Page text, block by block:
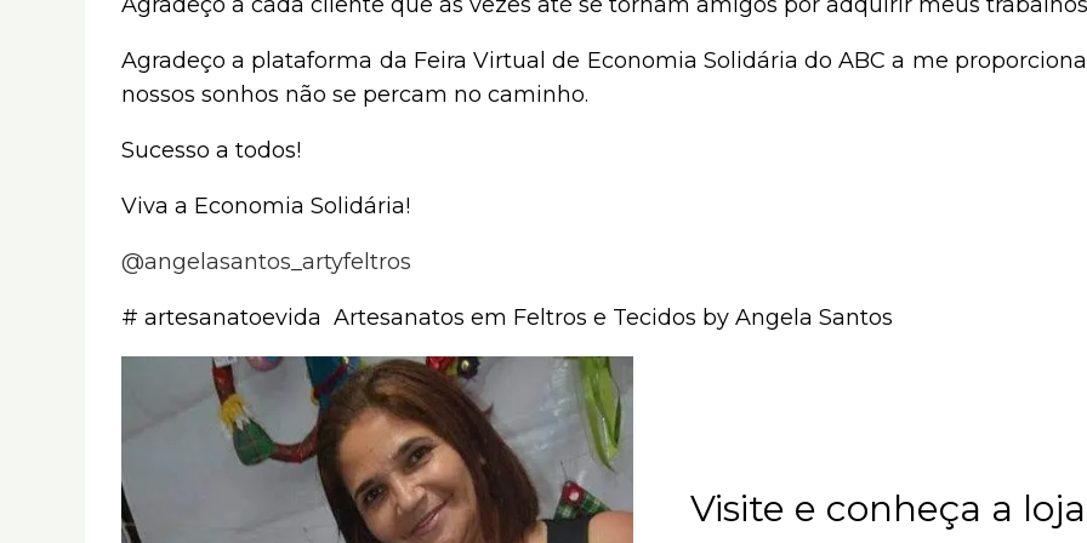
Agradeço a plataforma da Feira Virtual de Economia Solidária do ABC a me
nossos sonhos não se percam no caminho.
Sucesso a todos!
Viva a Economia Solidária!
@angelasantos_artyfeltros
# artesanatoevida Artesanatos em Feltros e Tecidos by Angela Santos
Visite e conheça a loja